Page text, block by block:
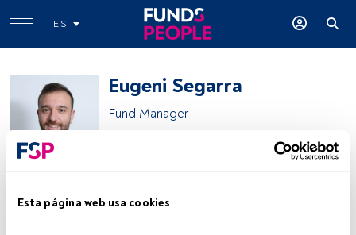
Esta página web usa cookies
ES
Eugeni Segarra
Fund Manager
Compartir: